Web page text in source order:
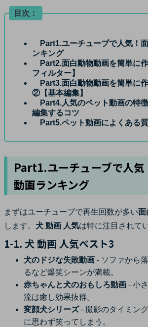
目次：
Part1.ユーチューブで人気！
ンキング
Part2.面白動物動画を簡単に
フィルター】
Part3.面白動物動画を簡単に
②【基本編集】
Part4.人気のペット動画の特徴
編集するコツ
Part5.ペット動画によくある
Part1.ユーチューブで人気
動画ランキング
まずはユーチューブで再生回数が多い面
します。 犬 動画 人気は特に注目されて
1-1. 犬 動画 人気ベスト3
犬のドジな失敗動画 - ソファから
るなど爆笑シーンが満載。
赤ちゃんと犬のおもしろ動画 - 小
流は癒し効果抜群。
変顔犬シリーズ- 撮影のタイミン
に思わず笑ってしまう。